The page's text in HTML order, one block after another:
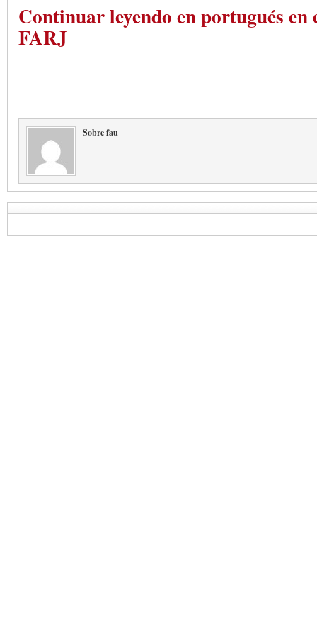
Continuar leyendo en portugués en
FARJ
Sobre fau